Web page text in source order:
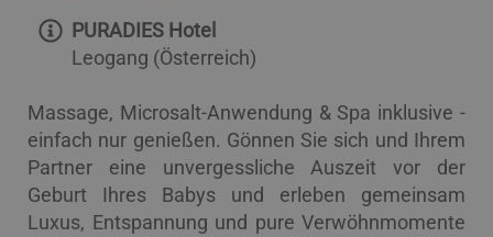
PURADIES Hotel
Leogang (Österreich)
Massage, Microsalt-Anwendung & Spa inklusive -
einfach nur genießen. Gönnen Sie sich und Ihrem
Partner eine unvergessliche Auszeit vor der
Geburt Ihres Babys und erleben gemeinsam
Luxus, Entspannung und pure Verwöhnmomente